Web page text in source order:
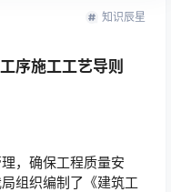
知识辰星
序施工工艺导则
，确保工程质量安
组织编制了《建筑工